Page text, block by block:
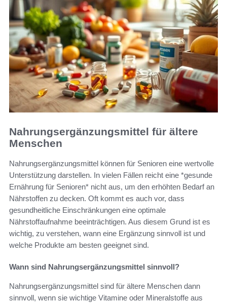
Nahrungsergänzungsmittel für ältere
Menschen
Nahrungsergänzungsmittel können für Senioren eine wertvolle
Unterstützung darstellen. In vielen Fällen reicht eine *gesunde
Ernährung für Senioren* nicht aus, um den erhöhten Bedarf an
Nährstoffen zu decken. Oft kommt es auch vor, dass
gesundheitliche Einschränkungen eine optimale
Nährstoffaufnahme beeinträchtigen. Aus diesem Grund ist es
wichtig, zu verstehen, wann eine Ergänzung sinnvoll ist und
welche Produkte am besten geeignet sind.
Wann sind Nahrungsergänzungsmittel sinnvoll?
Nahrungsergänzungsmittel sind für ältere Menschen dann
sinnvoll, wenn sie wichtige Vitamine oder Mineralstoffe aus